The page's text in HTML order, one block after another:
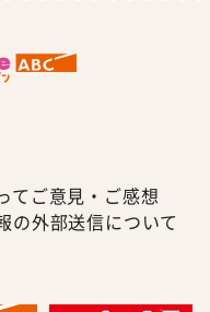
て ご意見・ご感想
の外部送信について